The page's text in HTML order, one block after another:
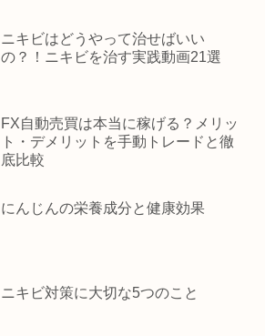
ニキビはどうやって治せばいい
の？！ニキビを治す実践動画21選
FX自動売買は本当に稼げる？メリッ
ト・デメリットを手動トレードと徹
底比較
にんじんの栄養成分と健康効果
ニキビ対策に大切な5つのこと